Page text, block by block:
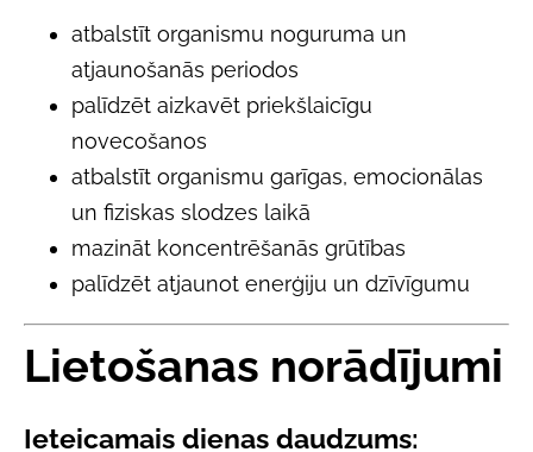
atbalstīt organismu noguruma un
atjaunošanās periodos
palīdzēt aizkavēt priekšlaicīgu
novecošanos
atbalstīt organismu garīgas, emocionālas
un fiziskas slodzes laikā
mazināt koncentrēšanās grūtības
palīdzēt atjaunot enerģiju un dzīvīgumu
Lietošanas norādījumi
Ieteicamais dienas daudzums: